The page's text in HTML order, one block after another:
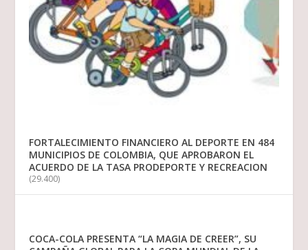
FORTALECIMIENTO FINANCIERO AL DEPORTE EN 484
MUNICIPIOS DE COLOMBIA, QUE APROBARON EL
ACUERDO DE LA TASA PRODEPORTE Y RECREACION
(29.400)
COCA-COLA PRESENTA “LA MAGIA DE CREER”, SU